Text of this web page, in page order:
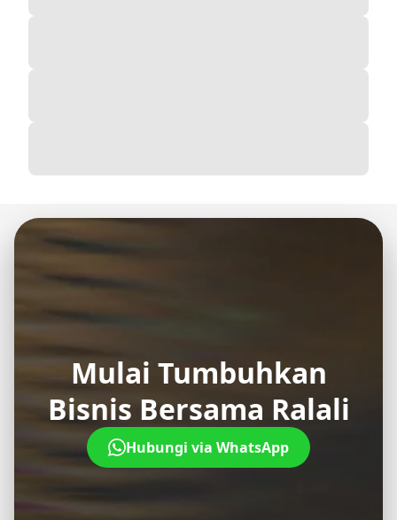
Mulai Tumbuhkan
Bisnis Bersama Ralali
Hubungi via WhatsApp